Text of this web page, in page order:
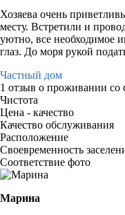
Хозяева очень
месту. Встретили и
уютно, все необходимое
глаз. До моря рукой
Частный дом
1 отзыв о проживании со
Чистота
Цена - качество
Качество обслуживания
Расположение
Своевременность
Соответствие фото
Марина